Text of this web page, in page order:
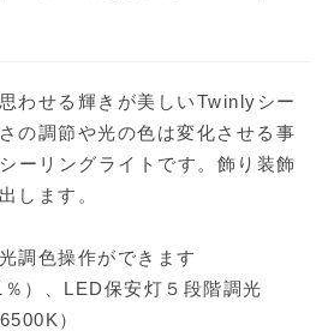
わせる輝きが美しいTwinlyシー
の調節や光の色は変化させる事
ーリングライトです。飾り装飾
します。
調色操作ができます
）、LED保安灯５段階調光
）